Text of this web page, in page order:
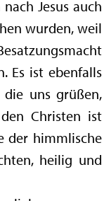
Jesus auch
wurden, weil
Es ist ebenfalls
uns grüßen,
Christen ist
der himmlische
heilig und